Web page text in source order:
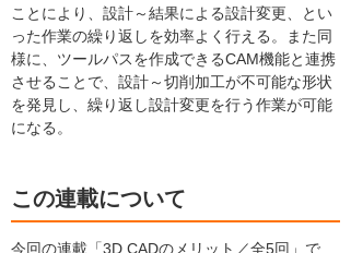
ことにより、設計～結果による設計変更、とい
った作業の繰り返しを効率よく行える。また同
様に、ツールパスを作成できるCAM機能と連携
させることで、設計～切削加工が不可能な形状
を発見し、繰り返し設計変更を行う作業が可能
になる。
この連載について
今回の連載「3D CADのメリット／全5回」で